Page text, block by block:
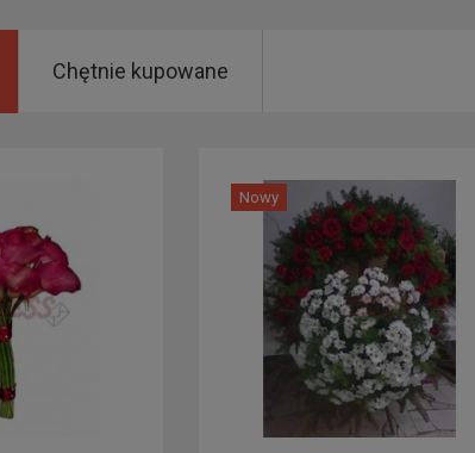
Chętnie kupowane
Nowy